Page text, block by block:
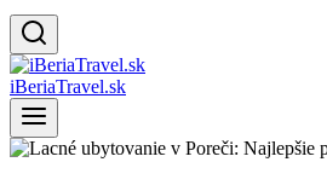
iBeriaTravel.sk